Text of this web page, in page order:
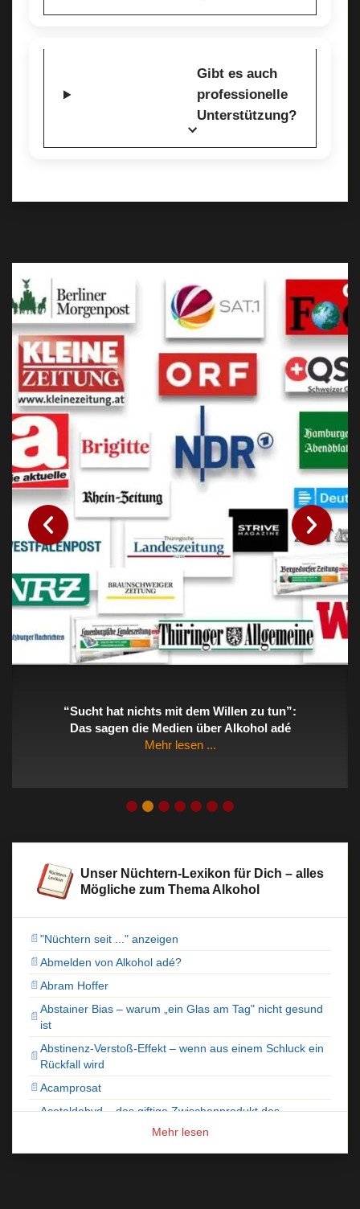
Gibt es auch
professionelle
Unterstützung?
“Sucht hat nichts mit dem Willen zu tun”:
Das sagen die Medien über Alkohol adé
Mehr lesen ...
Unser Nüchtern‑Lexikon für Dich – alles
Mögliche zum Thema Alkohol
📄 "Nüchtern seit ..." anzeigen
📄 Abmelden von Alkohol adé?
📄 Abram Hoffer
📄
Abstainer Bias – warum „ein Glas am Tag" nicht gesund
ist
📄
Abstinenz-Verstoß-Effekt – wenn aus einem Schluck ein
Rückfall wird
📄 Acamprosat
Acetaldehyd – das giftige Zwischenprodukt des
Alkoholabbaus im Körper
Adenosin – Funktion, Wirkung auf Schlaf und Einfluss
Mehr lesen